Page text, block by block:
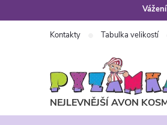
na
Kontakty Tabulka velikostí